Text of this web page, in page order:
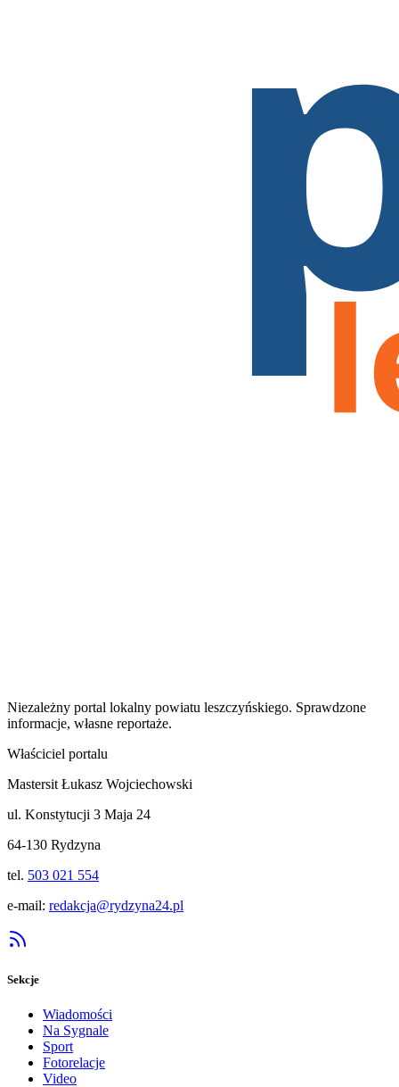
Niezależny portal lokalny powiatu leszczyńskiego. Sprawdzone
informacje, własne reportaże.
Właściciel portalu
Mastersit Łukasz Wojciechowski
ul. Konstytucji 3 Maja 24
64-130 Rydzyna
tel. 503 021 554
e-mail: redakcja@rydzyna24.pl
Sekcje
Wiadomości
Na Sygnale
Sport
Fotorelacje
Video